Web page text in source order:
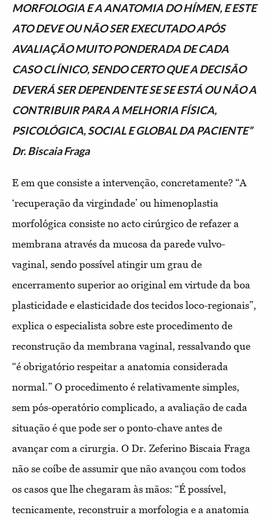
MORFOLOGIA E A ANATOMIA DO HÍMEN, E ESTE
ATO DEVE OU NÃO SER EXECUTADO APÓS
AVALIAÇÃO MUITO PONDERADA DE CADA
CASO CLÍNICO, SENDO CERTO QUE A DECISÃO
DEVERÁ SER DEPENDENTE SE SE ESTÁ OU NÃO A
CONTRIBUIR PARA A MELHORIA FÍSICA,
PSICOLÓGICA, SOCIAL E GLOBAL DA PACIENTE”
Dr. Biscaia Fraga
E em que consiste a intervenção, concretamente? “A
‘recuperação da virgindade’ ou himenoplastia
morfológica consiste no acto cirúrgico de refazer a
membrana através da mucosa da parede vulvo-
vaginal, sendo possível atingir um grau de
encerramento superior ao original em virtude da boa
plasticidade e elasticidade dos tecidos loco-regionais”,
explica o especialista sobre este procedimento de
reconstrução da membrana vaginal, ressalvando que
“é obrigatório respeitar a anatomia considerada
normal.” O procedimento é relativamente simples,
sem pós-operatório complicado, a avaliação de cada
situação é que pode ser o ponto-chave antes de
avançar com a cirurgia. O Dr. Zeferino Biscaia Fraga
não se coíbe de assumir que não avançou com todos
os casos que lhe chegaram às mãos: “É possível,
tecnicamente, reconstruir a morfologia e a anatomia